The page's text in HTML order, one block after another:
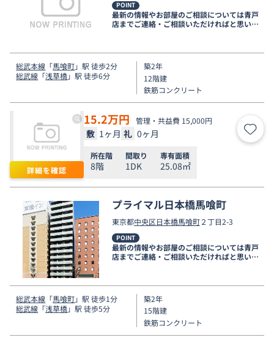
POINT
最新の情報やお部屋のご相談については青戸
店までご連絡・ご相談いただければと思いま
総武本線 「馬喰町」駅 徒歩2分
総武線 「浅草橋」駅 徒歩6分
築2年
12階建
鉄筋コンクリート
詳細を確認
15.2万円 管理・共益費 15,000円
敷 1ヶ月 礼 0ヶ月 お気
所在階
8階
間取り
1DK
専有面積
25.08㎡
プライマル日本橋馬喰町
東京都中央区日本橋馬喰町２丁目2-3
POINT
最新の情報やお部屋のご相談については青戸
店までご連絡・ご相談いただければと思いま
総武本線 「馬喰町」駅 徒歩1分
総武線 「浅草橋」駅 徒歩5分
築2年
15階建
鉄筋コンクリート